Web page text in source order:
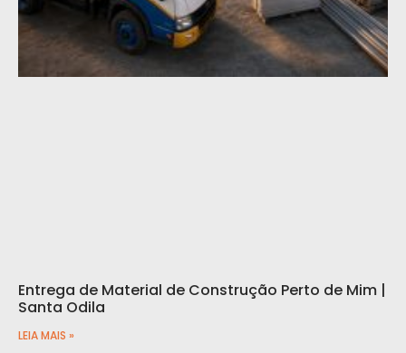
Entrega de Material de Construção Perto de Mim |
Santa Odila
LEIA MAIS »